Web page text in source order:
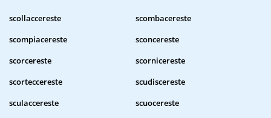
scollaccereste
scombacereste
scompiacereste
sconcereste
scorcereste
scornicereste
scorteccereste
scudiscereste
sculaccereste
scuocereste